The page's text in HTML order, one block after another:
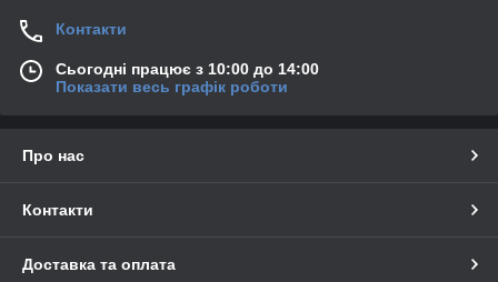
Контакти
Сьогодні працює з 10:00 до 14:00
Показати весь графік роботи
Про нас
Контакти
Доставка та оплата